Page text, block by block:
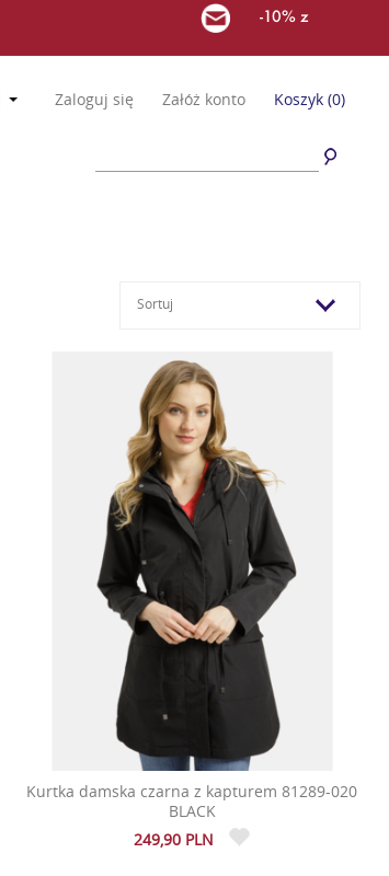
-10% z
Zaloguj się Załóż konto Koszyk (0)
Sortuj
Kurtka damska czarna z kapturem 81289-020
BLACK
249,90 PLN